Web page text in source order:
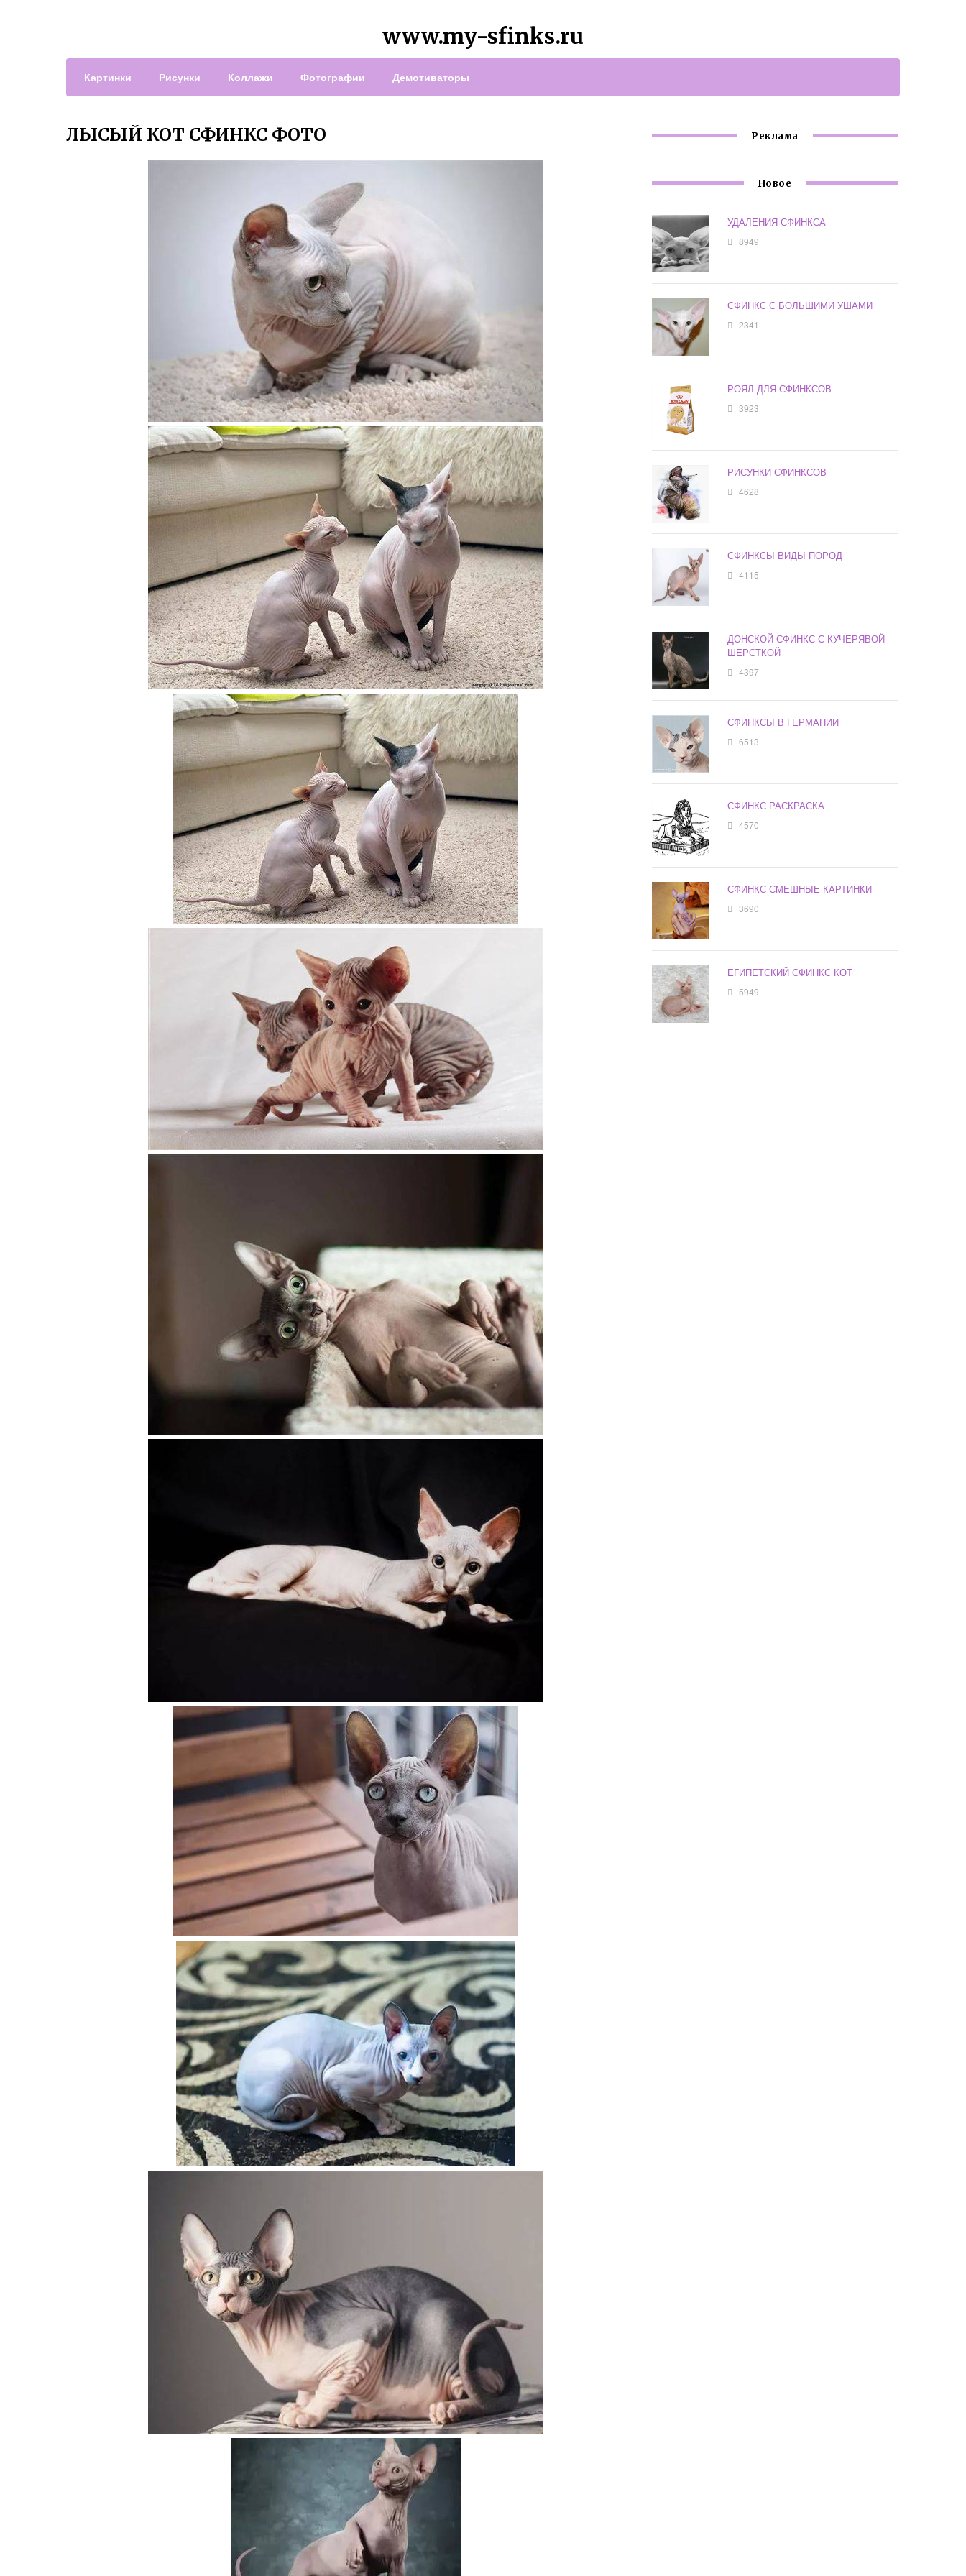
www.my-sfinks.ru
Картинки Рисунки Коллажи Фотографии Демотиваторы
ЛЫСЫЙ КОТ СФИНКС ФОТО Реклама
Новое
УДАЛЕНИЯ СФИНКСА
8949
СФИНКС С БОЛЬШИМИ УШАМИ
2341
РОЯЛ ДЛЯ СФИНКСОВ
3923
РИСУНКИ СФИНКСОВ
4628
СФИНКСЫ ВИДЫ ПОРОД
4115
ДОНСКОЙ СФИНКС С КУЧЕРЯВОЙ
ШЕРСТКОЙ
4397
СФИНКСЫ В ГЕРМАНИИ
6513
СФИНКС РАСКРАСКА
4570
СФИНКС СМЕШНЫЕ КАРТИНКИ
3690
ЕГИПЕТСКИЙ СФИНКС КОТ
5949